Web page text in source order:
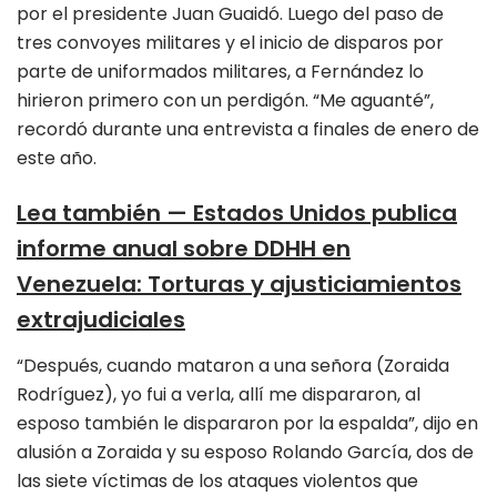
por el presidente Juan Guaidó. Luego del paso de
tres convoyes militares y el inicio de disparos por
parte de uniformados militares, a Fernández lo
hirieron primero con un perdigón. “Me aguanté”,
recordó durante una entrevista a finales de enero de
este año.
Lea también — Estados Unidos publica
informe anual sobre DDHH en
Venezuela: Torturas y ajusticiamientos
extrajudiciales
“Después, cuando mataron a una señora (Zoraida
Rodríguez), yo fui a verla, allí me dispararon, al
esposo también le dispararon por la espalda”, dijo en
alusión a Zoraida y su esposo Rolando García, dos de
las siete víctimas de los ataques violentos que